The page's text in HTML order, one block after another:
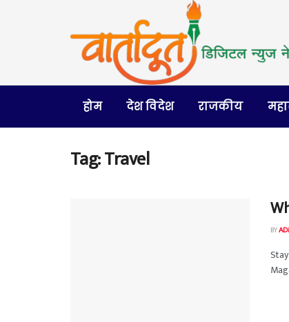
होम देश विदेश राजकीय
Tag:Travel
BY